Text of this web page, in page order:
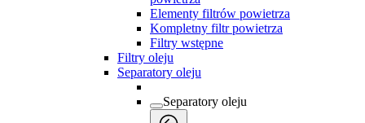
Elementy filtrów powietrza
Kompletny filtr powietrza
Filtry wstępne
Filtry oleju
Separatory oleju
Separatory oleju